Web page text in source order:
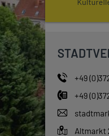
+49
+49
Altmarkt